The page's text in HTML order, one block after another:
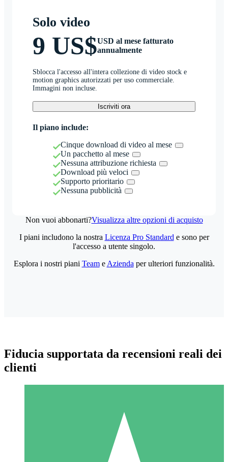
Solo video
9 US$USD al mese fatturato
annualmente
Sblocca l'accesso all'intera collezione di video stock e
motion graphics autorizzati per uso commerciale.
Immagini non incluse.
Iscriviti ora
Il piano include:
Cinque download di video al mese
Un pacchetto al mese
Nessuna attribuzione richiesta
Download più veloci
Supporto prioritario
Nessuna pubblicità
Non vuoi abbonarti?Visualizza altre opzioni di acquisto
Pacchetti di Crediti Individuali
I piani includono la nostra Licenza Pro Standard e sono per
l'accesso a utente singolo.
Esplora i nostri piani Teame Azienda per ulteriori funzionalità.
Fiducia supportata da recensioni reali dei
clienti